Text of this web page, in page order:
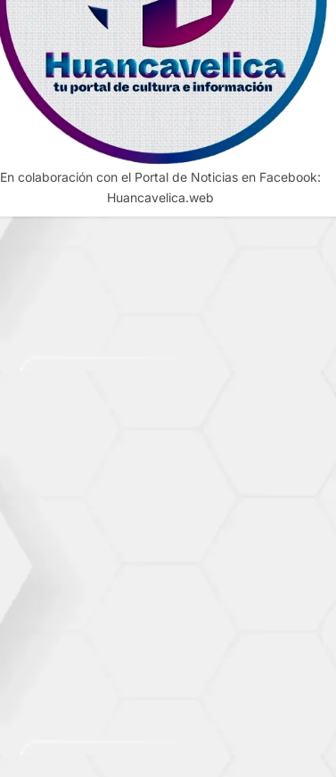
En colaboración con el Portal de Noticias en Facebook:
Huancavelica.web